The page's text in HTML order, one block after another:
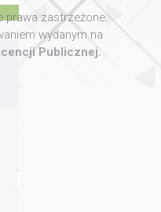
prawa zastrzeżone.
wydanym na
Publicznej.